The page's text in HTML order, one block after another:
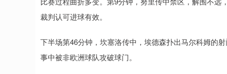
裁判认可进球有效。
下半场第46分钟，坎塞洛传中，埃德森扑出马尔科姆的
事中被非欧洲球队攻破球门。